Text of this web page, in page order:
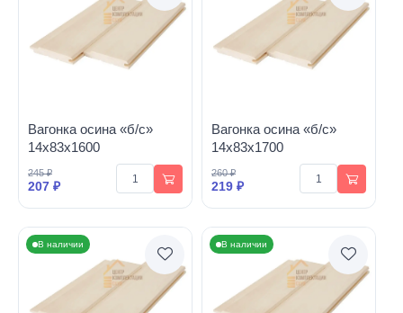
Вагонка осина «б/с»
14х83х1600
245 ₽
207 ₽
Вагонка осина «б/с»
14х83х1700
260 ₽
219 ₽
В наличии В наличии